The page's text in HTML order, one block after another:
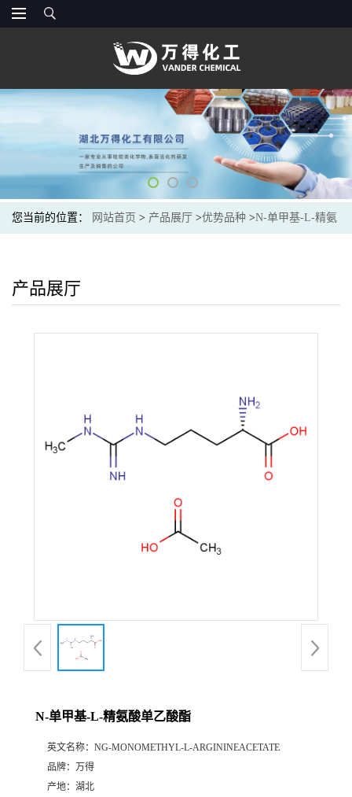
您当前的位置： 网站首页 > 产品展厅 >优势品种 >N-单甲基-L-精氨
产品展厅
N-单甲基-L-精氨酸单乙酸酯
英文名称： NG-MONOMETHYL-L-ARGININEACETATE
品牌： 万得
产地： 湖北